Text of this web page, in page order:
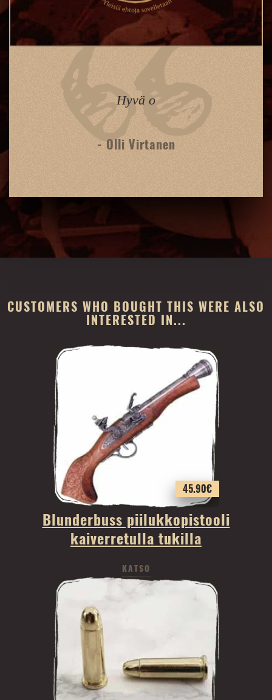
Hyvä o
- Olli Virtanen
CUSTOMERS WHO BOUGHT THIS WERE ALSO
INTERESTED IN...
45.90€
Blunderbuss piilukkopistooli
kaiverretulla tukilla
KATSO